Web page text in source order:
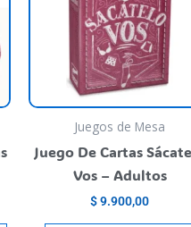
may
chosen
Juegos de Mesa
Juego De Cartas
Vos – Adultos
$9.900,00